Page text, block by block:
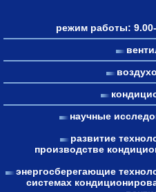
режим работы:
научные
развитие
производстве
энергосберегающие
системах